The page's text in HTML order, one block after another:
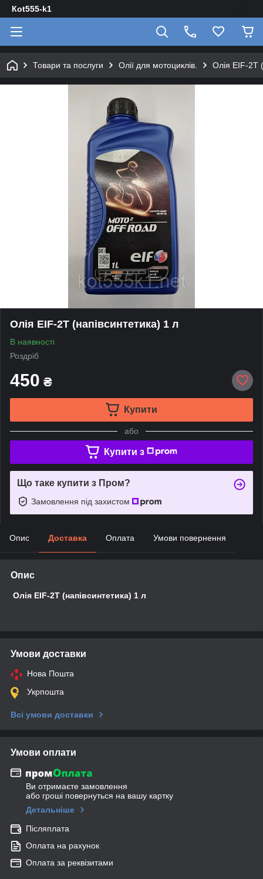
Кot555-k1
Товари та послуги Олії для мотоциклів. Олія EIF-2Т
Олія EIF-2Т (напівсинтетика) 1 л
В наявності
Роздріб
450 ₴
Купити
або
Купити з
Що таке купити з Пром?
Замовлення під захистом
Опис Доставка Оплата Умови повернення
Опис
Олія EIF-2Т (напівсинтетика) 1 л
Умови доставки
Нова Пошта
Укрпошта
Всі умови доставки
Умови оплати
Ви отримаєте замовлення
або гроші повернуться на вашу картку
Детальніше
Післяплата
Оплата на рахунок
Оплата за реквізитами